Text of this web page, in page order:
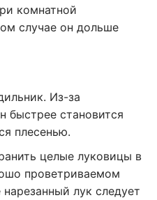
комнатной
случае он дольше
Из-за
быстрее становится
плесенью.
целые луковицы в
проветриваемом
лук следует